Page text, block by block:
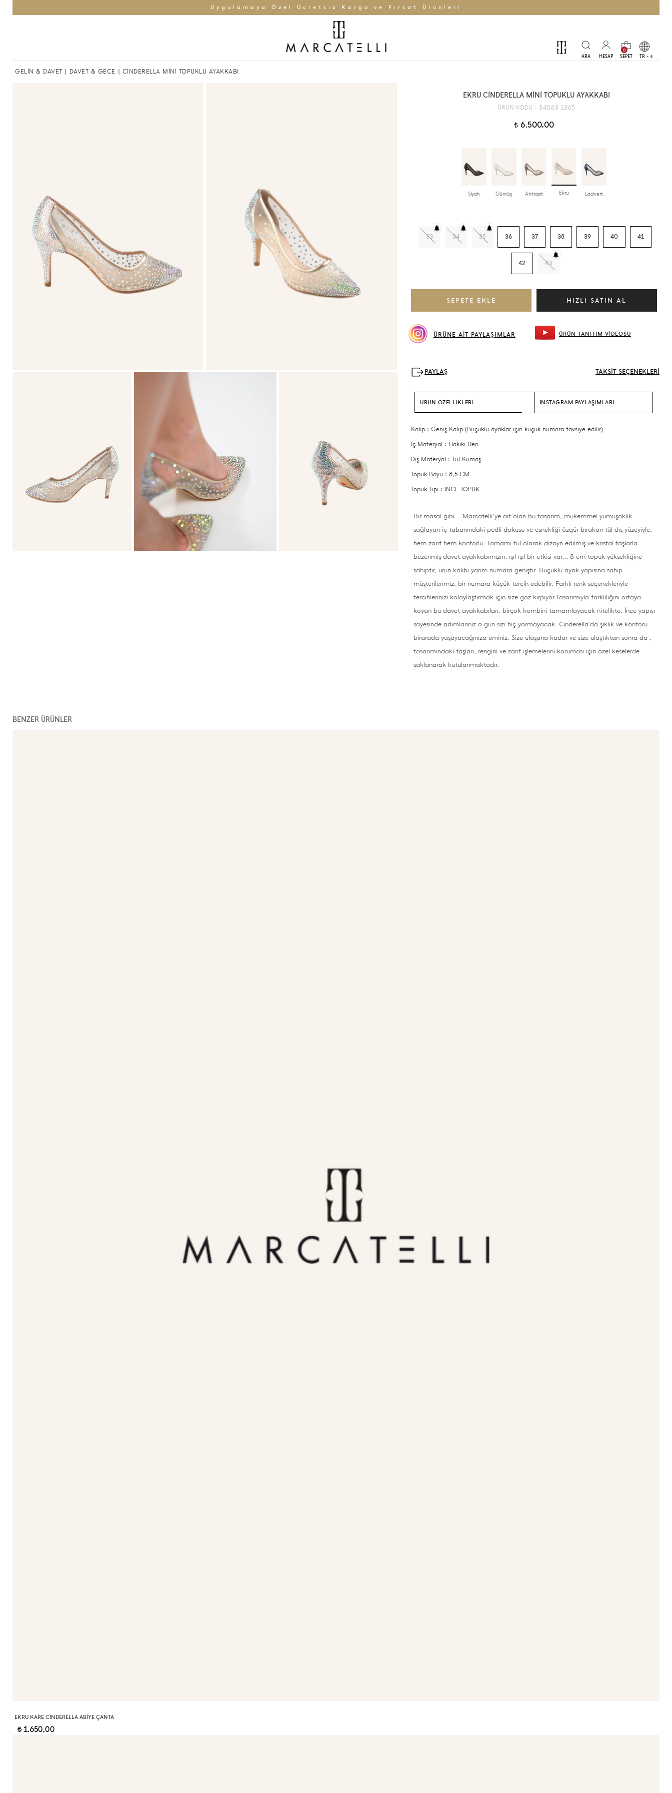
Uygulamaya Özel Ücretsiz Kargo ve Fırsat Ürünleri
0
TR - t
GELİN & DAVET DAVET & GECE | CİNDERELLA MİNİ TOPUKLU AYAKKABI
EKRU CİNDERELLA MİNİ TOPUKLU AYAKKABI
ÜRÜN KODU : 34063 1365
t6.500,00
Siyah Gümüş Antrasit Ekru Lacivert
33 34 35 36 37 38 39 40 41
42 43
ÜRÜNE AİT PAYLAŞIMLAR ÜRÜN TANITIM VİDEOSU
TAKSİT SEÇENEKLERİ
ÜRÜN ÖZELLİKLERİ INSTAGRAM PAYLAŞIMLARI
Kalıp : Geniş Kalıp (Buçuklu ayaklar için küçük numara tavsiye edilir)
İç Materyal : Hakiki Deri
Dış Materyal : Tül Kumaş
Topuk Boyu : 8,5 CM
Topuk Tipi : İNCE TOPUK
Bir masal gibi... Marcatelli'ye ait olan bu tasarım, mükemmel yumuşaklık
sağlayan iç tabanındaki pedli dokusu ve esnekliği özgür bırakan tül dış yüzeyiyle,
hem zarif hem konforlu. Tamamı tül olarak dizayn edilmiş ve kristal taşlarla
bezenmiş davet ayakkabımızın, ışıl ışıl bir etkisi var... 8 cm topuk yüksekliğine
sahiptir, ürün kalıbı yarım numara geniştir. Buçuklu ayak yapısına sahip
müşterilerimiz, bir numara küçük tercih edebilir. Farklı renk seçenekleriyle
tercihlerinizi kolaylaştırmak için size göz kırpıyor.Tasarımıyla farklılığını ortaya
koyan bu davet ayakkabıları, birçok kombini tamamlayacak nitelikte. İnce yapısı
sayesinde adımlarınız o gün sizi hiç yormayacak. Cinderella'da şıklık ve konforu
birarada yaşayacağınıza eminiz. Size ulaşana kadar ve size ulaştıktan sonra da ,
tasarımındaki taşları, rengini ve zarif işlemelerini koruması için özel keselerde
saklanarak kutulanmaktadır.
BENZER ÜRÜNLER
EKRU KARE CINDERELLA ABIYE ÇANTA
t1.650,00